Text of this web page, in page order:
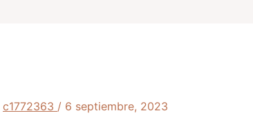
c1772363 / 6 septiembre, 2023